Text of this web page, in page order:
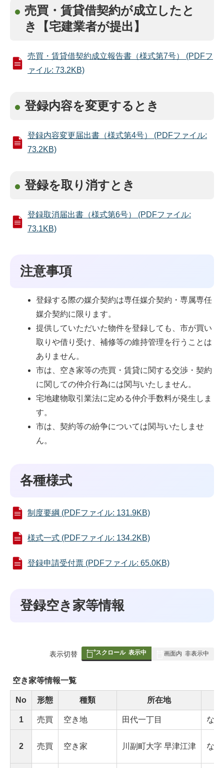
売買・賃貸借契約が成立したと
き【宅建業者が提出】
売買・賃貸借契約成⽴報告書（様式第7号） (PDFフ
ァイル: 73.2KB)
登録内容を変更するとき
登録内容変更届出書（様式第4号） (PDFファイル:
73.2KB)
登録を取り消すとき
登録取消届出書（様式第6号） (PDFファイル:
73.1KB)
注意事項
登録する際の媒介契約は専任媒介契約・専属専任
媒介契約に限ります。
提供していただいた物件を登録しても、市が買い
取りや借り受け、補修等の維持管理を⾏うことは
ありません。
市は、空き家等の売買・賃貸に関する交渉・契約
に関しての仲介⾏為には関与いたしません。
宅地建物取引業法に定める仲介⼿数料が発⽣しま
す。
市は、契約等の紛争については関与いたしませ
ん。
各種様式
制度要綱 (PDFファイル: 131.9KB)
様式一式 (PDFファイル: 134.2KB)
登録申請受付票 (PDFファイル: 65.0KB)
登録空き家等情報
表
み
の
表示切替 スクロール 表示中 画面内 非表示中
空き家等情報一覧
No 形態 種類 所在地
1 売買 空き地 田代一丁目 なし
2 売買 空き家 川副町大字 早津江津 なし